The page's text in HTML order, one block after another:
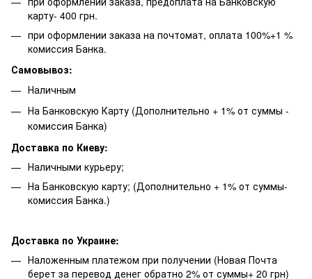
карту- 400 грн.
при оформлении заказа на почтомат, оплата 100%+1 %
комиссия Банка.
Самовывоз:
Наличным
На Банковскую Карту (Дополнительно + 1% от суммы -
комиссия Банка)
Доставка по Киеву:
Наличными курьеру;
На Банковскую карту; (Дополнительно + 1% от суммы-
комиссия Банка.)
Доставка по Украине:
Наложенным платежом при получении (Новая Почта
берет за перевод денег обратно 2% от суммы+ 20 грн)